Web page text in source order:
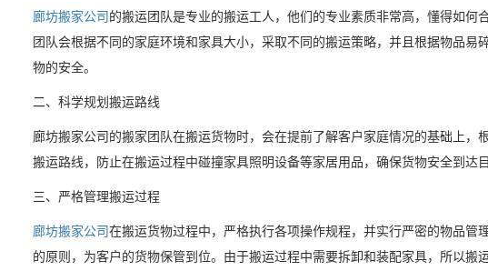
廊坊搬家公司的搬运团队是专业的搬运工人，他们的专业素质非常高，懂得如
团队会根据不同的家庭环境和家具大小，采取不同的搬运策略，并且根据物品
物的安全。
二、科学规划搬运路线
廊坊搬家公司的搬家团队在搬运货物时，会在提前了解客户家庭情况的基础上
搬运路线，防止在搬运过程中碰撞家具照明设备等家居用品，确保货物安全到达
三、严格管理搬运过程
廊坊搬家公司在搬运货物过程中，严格执行各项操作规程，并实行严密的物品管
的原则，为客户的货物保管到位。由于搬运过程中需要拆卸和装配家具，所以搬